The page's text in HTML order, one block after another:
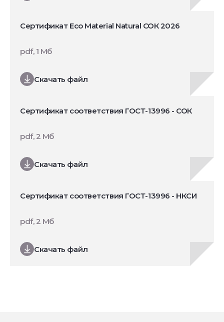
Сертификат Eco Material Natural СОК 2026
Скачать файл
pdf, 1 Мб
Сертификат соответствия ГОСТ-13996 - СОК
Скачать файл
pdf, 2 Мб
Сертификат соответствия ГОСТ-13996 - НКСИ
Скачать файл
pdf, 2 Мб